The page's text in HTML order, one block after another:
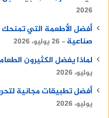
2026
أفضل الأطعمة التي
صناعية
26 يوليو، 2026
لماذا يفضل الكثيرون
يوليو، 2026
أفضل تطبيقات مجانية
يوليو، 2026